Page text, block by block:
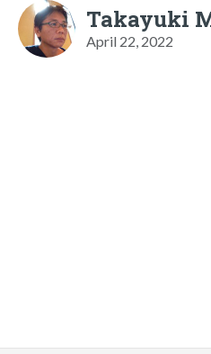
Takayuki
April 22, 2022